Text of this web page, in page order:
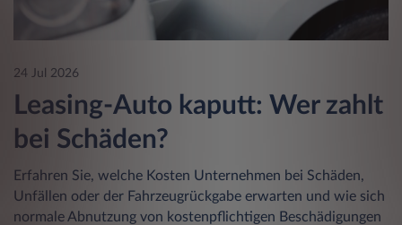
24 Jul 2026
Leasing-Auto kaputt: Wer zahlt
bei Schäden?
Erfahren Sie, welche Kosten Unternehmen bei Schäden,
Unfällen oder der Fahrzeugrückgabe erwarten und wie sich
normale Abnutzung von kostenpflichtigen Beschädigungen